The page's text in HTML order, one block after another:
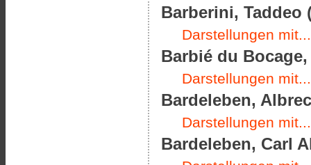
Barberini, Taddeo
Darstellungen mit...
Barbié du Bocage,
Darstellungen mit...
Bardeleben,
Darstellungen mit...
Bardeleben, Carl